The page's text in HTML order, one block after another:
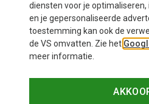
diensten voor je
en je gepersonaliseerde
toestemming kan ook de
de VS omvatten. Zie het
meer informatie.